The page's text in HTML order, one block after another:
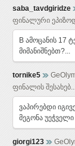
saba_tavdgiridze
ფინალური
B ამოცანის 17
მიმანიშნებთ?...
tornike5
ფინალის
ვაპირებდი
მეგონა უეჭველი
giorgi123